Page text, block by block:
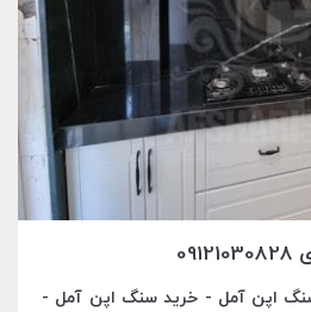
اپن آمل - خرید سنگ اپن آمل -